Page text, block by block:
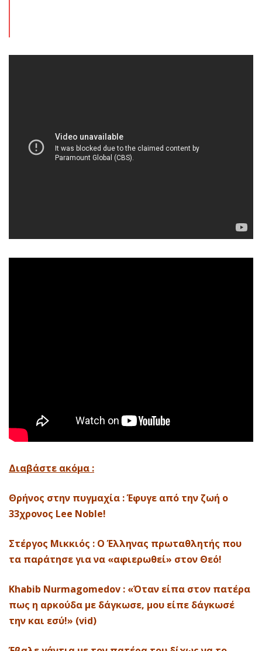
Διαβάστε ακόμα :
Θρήνος στην πυγμαχία : Έφυγε από την ζωή ο
33χρονος Lee Noble!
Στέργος Μικκιός : Ο Έλληνας πρωταθλητής που
τα παράτησε για να «αφιερωθεί» στον Θεό!
Khabib Nurmagomedov : «Όταν είπα στον πατέρα
πως η αρκούδα με δάγκωσε, μου είπε δάγκωσέ
την και εσύ!» (vid)